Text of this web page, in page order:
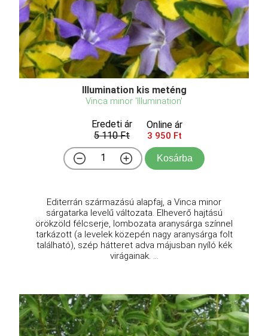
Illumination kis meténg
Vinca minor 'Illumination'
Eredeti ár
5 110 Ft
Online ár
3 950 Ft
Kosárba
Editerrán származású alapfaj, a Vinca minor
sárgatarka levelű változata. Elheverő hajtású
örökzöld félcserje, lombozata aranysárga színnel
tarkázott (a levelek közepén nagy aranysárga folt
található), szép hátteret adva májusban nyíló kék
virágainak. ...